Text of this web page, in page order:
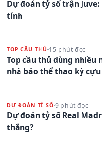
Dự đoán tỷ số trận
tính
TOP CẦU THỦ 15 phút đọc
Top cầu thủ dùng nhiều
nhà báo thể thao kỳ cựu
DỰ ĐOÁN TỈ SỐ 9 phút đọc
Dự đoán tỷ số Real
thắng?